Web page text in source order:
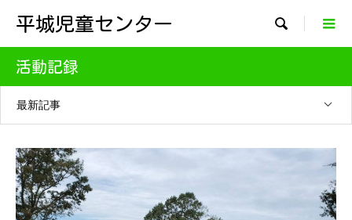
平城児童センター 
活動記録
最新記事